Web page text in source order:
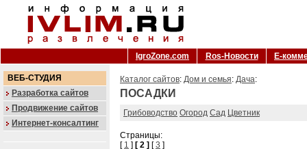
IgroZone.com Ros-Новости Е-
ВЕБ-СТУДИЯ
Разработка сайтов
Продвижение сайтов
Интернет-консалтинг
Каталог сайтов: Дом и семья: Дача:
ПОСАДКИ
Грибоводство Огород Сад Цветник
Страницы:
[ 1 ] [ 2 ] [3 ]